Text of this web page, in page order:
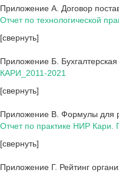
Приложение А. Договор
Отчет по технологической
[свернуть]
Приложение Б.
КАРИ_2011-2021
[свернуть]
Приложение В. Формулы для
Отчет по практике НИР
[свернуть]
Приложение Г. Рейтинг